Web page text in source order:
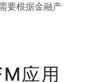
要根据金融产
应用